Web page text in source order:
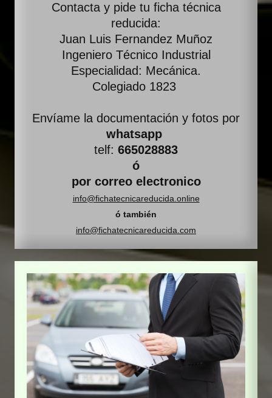
Contacta y pide tu ficha técnica
reducida:
Juan Luis Fernandez Muñoz
Ingeniero Técnico Industrial
Especialidad: Mecánica.
Colegiado 1823
Envíame la documentación y fotos por
whatsapp
telf: 665028883
ó
por correo electronico
info@fichatecnicareducida.online
ó también
info@fichatecnicareducida.com